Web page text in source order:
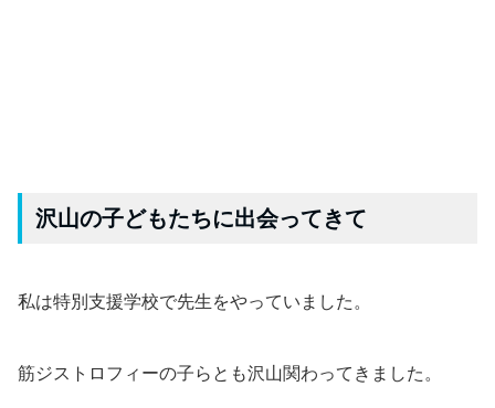
沢山の子どもたちに出会ってきて
私は特別支援学校で先生をやっていました。
筋ジストロフィーの子らとも沢山関わってきました。